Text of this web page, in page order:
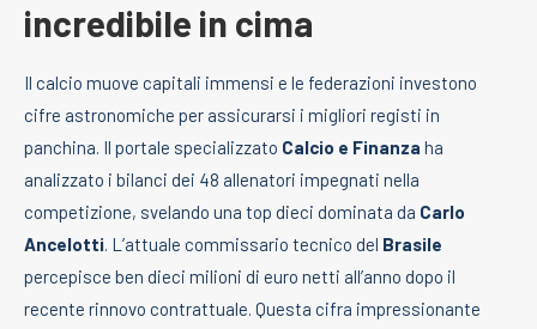
incredibile in cima
Il calcio muove capitali immensi e le federazioni investono
cifre astronomiche per assicurarsi i migliori registi in
panchina. Il portale specializzato Calcio e Finanza ha
analizzato i bilanci dei 48 allenatori impegnati nella
competizione, svelando una top dieci dominata da Carlo
Ancelotti. L’attuale commissario tecnico del Brasile
percepisce ben dieci milioni di euro netti all’anno dopo il
recente rinnovo contrattuale. Questa cifra impressionante